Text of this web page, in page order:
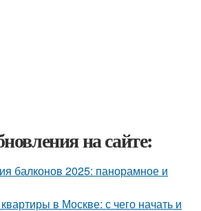
на сайте:
балконов 2025: панорамное и
в Москве: с чего начать и